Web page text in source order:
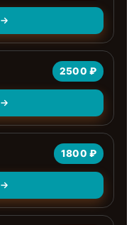
2500 ₽
1800 ₽